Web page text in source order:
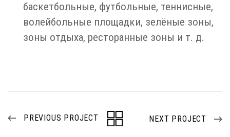
баскетбольные, футбольные, теннисные,
волейбольные площадки, зелёные зоны,
зоны отдыха, ресторанные зоны и т. д.
PREVIOUS PROJECT NEXT PROJECT